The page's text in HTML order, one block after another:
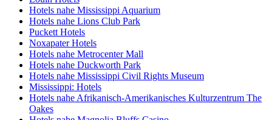
Hotels nahe Mississippi Aquarium
Hotels nahe Lions Club Park
Puckett Hotels
Noxapater Hotels
Hotels nahe Metrocenter Mall
Hotels nahe Duckworth Park
Hotels nahe Mississippi Civil Rights Museum
Mississippi: Hotels
Hotels nahe Afrikanisch-Amerikanisches Kulturzentrum The
Oakes